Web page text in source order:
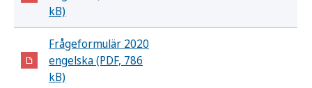
kB)
Frågeformulär 2020
engelska (PDF, 786
kB)